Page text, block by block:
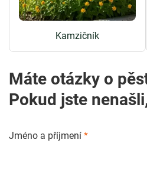
Kamzičník
Máte otázky o
Pokud jste
Jméno a příjmení*